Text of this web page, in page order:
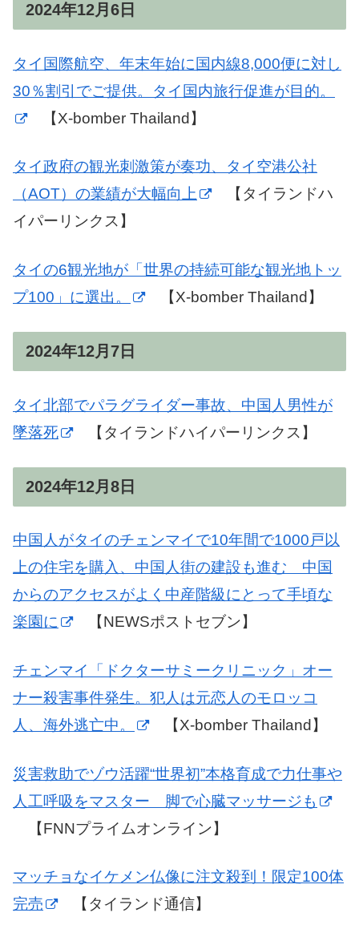
2024年12月6日
タイ国際航空、年末年始に国内線8,000便に対し
30％割引でご提供。タイ国内旅行促進が目的。
【X-bomber Thailand】
タイ政府の観光刺激策が奏功、タイ空港公社
（AOT）の業績が大幅向上
【タイランドハ
イパーリンクス】
タイの6観光地が「世界の持続可能な観光地トッ
プ100」に選出。
【X-bomber Thailand】
2024年12月7日
タイ北部でパラグライダー事故、中国人男性が
墜落死
【タイランドハイパーリンクス】
2024年12月8日
中国人がタイのチェンマイで10年間で1000戸以
上の住宅を購入、中国人街の建設も進む 中国
からのアクセスがよく中産階級にとって手頃な
楽園に
【NEWSポストセブン】
チェンマイ「ドクターサミークリニック」オー
ナー殺害事件発生。犯人は元恋人のモロッコ
人、海外逃亡中。
【X-bomber Thailand】
災害救助でゾウ活躍“世界初”本格育成で力仕事や
人工呼吸をマスター 脚で心臓マッサージも
【FNNプライムオンライン】
マッチョなイケメン仏像に注文殺到！限定100体
完売
【タイランド通信】